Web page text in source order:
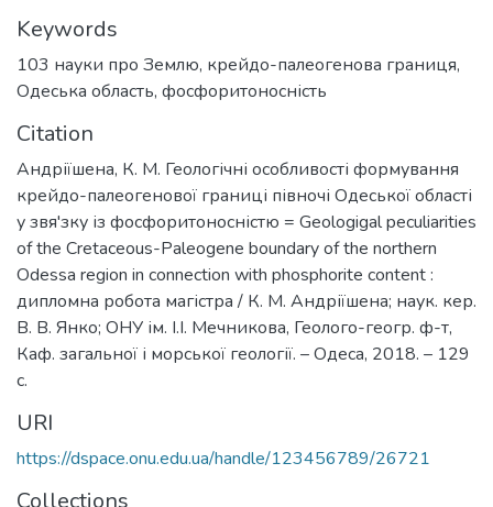
Keywords
103 науки про Землю, крейдо-палеогенова границя,
Одеська область, фосфоритоносність
Citation
Андріїшена, К. М. Геологічні особливості формування
крейдо-палеогенової границі півночі Одеської області
у звя'зку із фосфоритоносністю = Geologigal peculiarities
of the Cretaceous-Paleogene boundary of the northern
Odessa region in connection with phosphorite content :
дипломна робота магістра / К. М. Андріїшена; наук. кер.
В. В. Янко; ОНУ ім. І.І. Мечникова, Геолого-геогр. ф-т,
Каф. загальної і морської геології. – Одеса, 2018. – 129
с.
URI
https://dspace.onu.edu.ua/handle/123456789/26721
Collections